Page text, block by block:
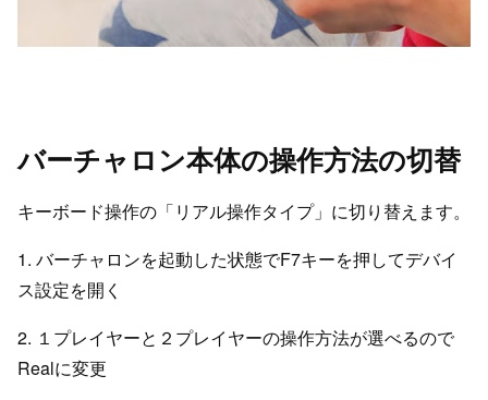
バーチャロン本体の操作方法の切替
キーボード操作の「リアル操作タイプ」に切り替えます。
1. バーチャロンを起動した状態でF7キーを押してデバイ
ス設定を開く
2. １プレイヤーと２プレイヤーの操作方法が選べるので
Realに変更